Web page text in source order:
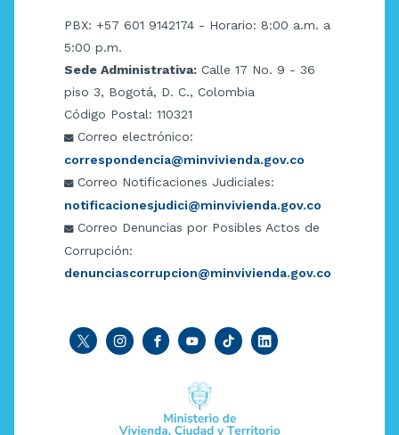
PBX: +57 601 9142174 - Horario: 8:00 a.m. a
5:00 p.m.
Sede Administrativa: Calle 17 No. 9 - 36
piso 3, Bogotá, D. C., Colombia
Código Postal: 110321
Correo electrónico:
correspondencia@minvivienda.gov.co
Correo Notificaciones Judiciales:
notificacionesjudici@minvivienda.gov.co
Correo Denuncias por Posibles Actos de
Corrupción:
denunciascorrupcion@minvivienda.gov.co